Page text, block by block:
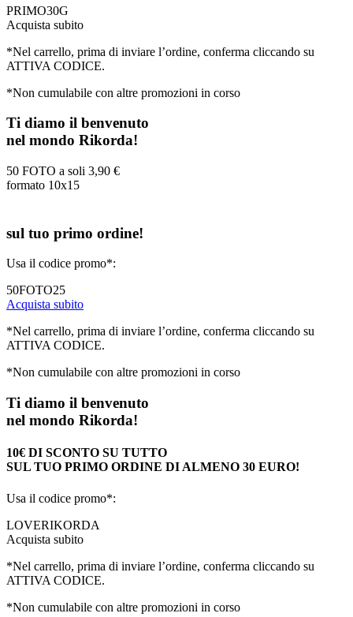
PRIMO30G
Acquista subito
*Nel carrello, prima di inviare l’ordine, conferma cliccando su
ATTIVA CODICE.
*Non cumulabile con altre promozioni in corso
Ti diamo il benvenuto
nel mondo Rikorda!
50 FOTO a soli 3,90 €
formato 10x15
sul tuo primo ordine!
Usa il codice promo*:
50FOTO25
Acquista subito
*Nel carrello, prima di inviare l’ordine, conferma cliccando su
ATTIVA CODICE.
*Non cumulabile con altre promozioni in corso
Ti diamo il benvenuto
nel mondo Rikorda!
10€ DI SCONTO SU TUTTO
SUL TUO PRIMO ORDINE DI ALMENO 30 EURO!
Usa il codice promo*:
LOVERIKORDA
Acquista subito
*Nel carrello, prima di inviare l’ordine, conferma cliccando su
ATTIVA CODICE.
*Non cumulabile con altre promozioni in corso